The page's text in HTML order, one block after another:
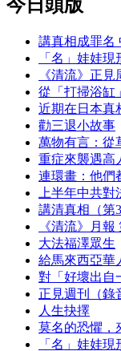
今日頭版
講真相成罪名
「名」娃娃現
《清流》正見
從「打掃浴缸
近期在日本真
勸三退小故事
萬物有言：從
重症來襲遇高
連環畫：他們
上半年中共
講清真相（第
《清流》月報
大法福澤眾生
給馬來西亞華
對「好壞出自
正見週刊（錄
人生抉擇
莫名的恐懼，
「名」娃娃現